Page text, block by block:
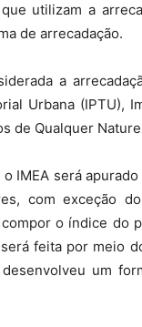
utilizam a
de arrecadação.
a
Urbana (IPTU),
de Qualquer
IMEA será
com exceção
o índice do
feita por meio
um